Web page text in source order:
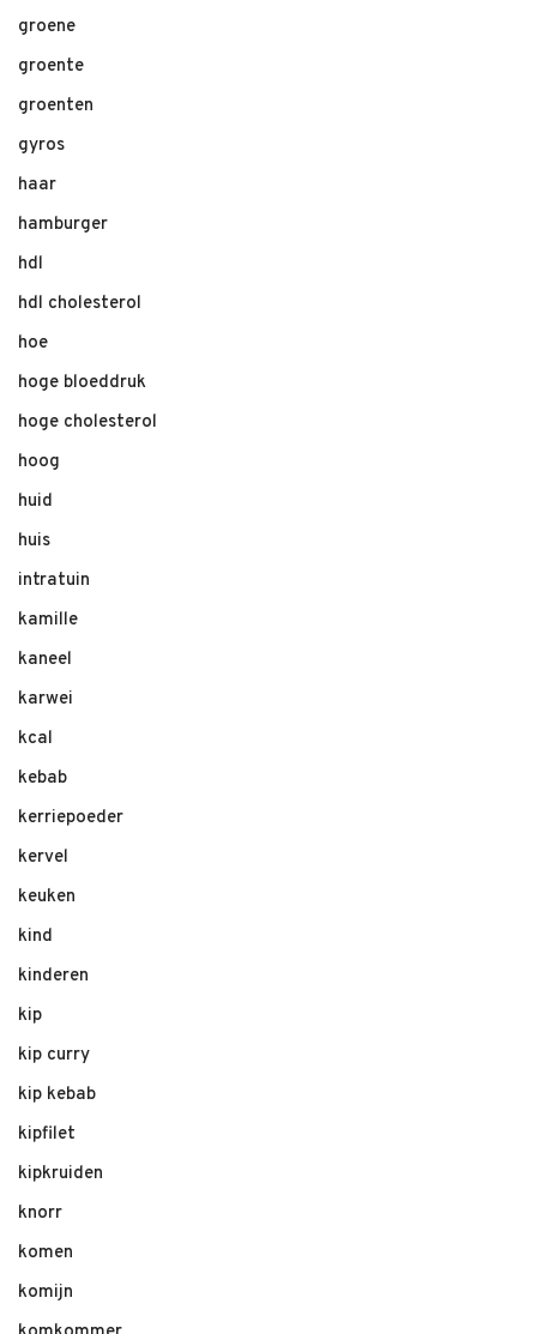
groene
groente
groenten
gyros
haar
hamburger
hdl
hdl cholesterol
hoe
hoge bloeddruk
hoge cholesterol
hoog
huid
huis
intratuin
kamille
kaneel
karwei
kcal
kebab
kerriepoeder
kervel
keuken
kind
kinderen
kip
kip curry
kip kebab
kipfilet
kipkruiden
knorr
komen
komijn